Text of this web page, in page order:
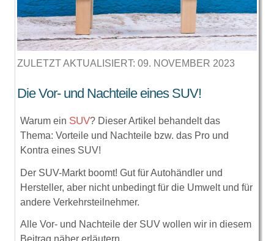
ZULETZT AKTUALISIERT: 09. NOVEMBER 2023
Die Vor- und Nachteile eines SUV!
Warum ein SUV? Dieser Artikel behandelt das
Thema: Vorteile und Nachteile bzw. das Pro und
Kontra eines SUV!
Der SUV-Markt boomt! Gut für Autohändler und
Hersteller, aber nicht unbedingt für die Umwelt und für
andere Verkehrsteilnehmer.
Alle Vor- und Nachteile der SUV wollen wir in diesem